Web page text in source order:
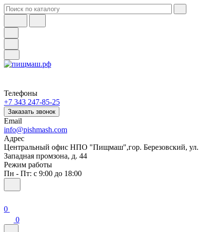
Телефоны
+7 343 247-85-25
Заказать звонок
Email
info@pishmash.com
Адрес
Центральный офис НПО "Пищмаш",гор. Березовский, ул.
Западная промзона, д. 44
Режим работы
Пн - Пт: с 9:00 до 18:00
0
0